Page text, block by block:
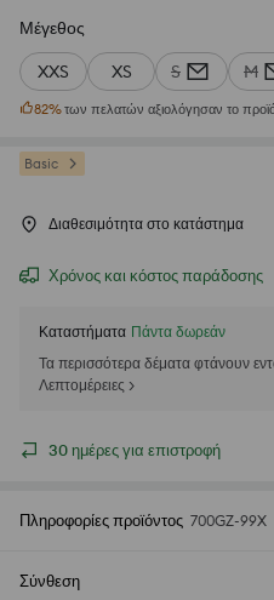
Μέγεθος
XXS XS S M
82%των πελατών αξιολόγησαν το
Basic
Διαθεσιμότητα στο κατάστημα
Χρόνος και κόστος παράδοσης
Καταστήματα Πάντα δωρεάν
Τα περισσότερα δέματα φτάνουν
Λεπτομέρειες >
30 ημέρες για επιστροφή
Πληροφορίες προϊόντος 700GZ-99X
Σύνθεση